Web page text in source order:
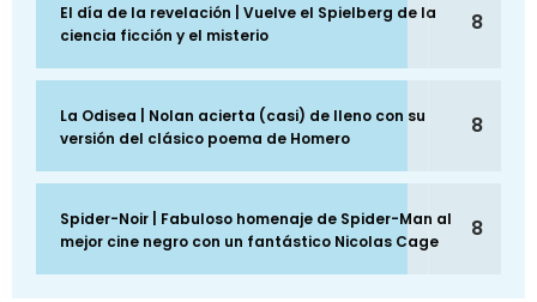
El día de la revelación | Vuelve el Spielberg de la
ciencia ficción y el misterio
8
La Odisea | Nolan acierta (casi) de lleno con su
versión del clásico poema de Homero
8
Spider-Noir | Fabuloso homenaje de Spider-Man al
mejor cine negro con un fantástico Nicolas Cage
8